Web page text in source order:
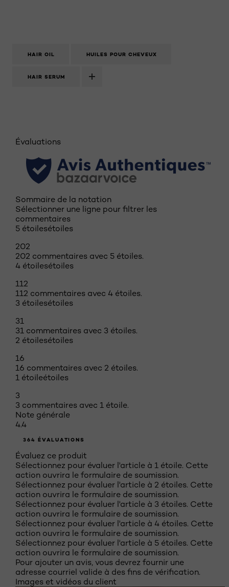
HAIR OIL HUILES POUR CHEVEUX
HAIR SERUM
Évaluations
Sommaire de la notation
Sélectionner une ligne pour filtrer les
commentaires
5 étoilesétoiles
202
202 commentaires avec 5 étoiles.
4 étoilesétoiles
112
112 commentaires avec 4 étoiles.
3 étoilesétoiles
31
31 commentaires avec 3 étoiles.
2 étoilesétoiles
16
16 commentaires avec 2 étoiles.
1 étoileétoiles
3
3 commentaires avec 1 étoile.
Note générale
4.4
364 ÉVALUATIONS
Évaluez ce produit
Sélectionnez pour évaluer l'article à 1 étoile. Cette
action ouvrira le formulaire de soumission.
Sélectionnez pour évaluer l'article à 2 étoiles. Cette
action ouvrira le formulaire de soumission.
Sélectionnez pour évaluer l'article à 3 étoiles. Cette
action ouvrira le formulaire de soumission.
Sélectionnez pour évaluer l'article à 4 étoiles. Cette
action ouvrira le formulaire de soumission.
Sélectionnez pour évaluer l'article à 5 étoiles. Cette
action ouvrira le formulaire de soumission.
Pour ajouter un avis, vous devrez fournir une
adresse courriel valide à des fins de vérification.
Images et vidéos du client